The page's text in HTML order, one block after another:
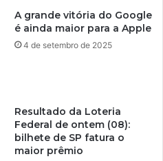
A grande vitória do Google
é ainda maior para a Apple
4 de setembro de 2025
Resultado da Loteria
Federal de ontem (08):
bilhete de SP fatura o
maior prêmio